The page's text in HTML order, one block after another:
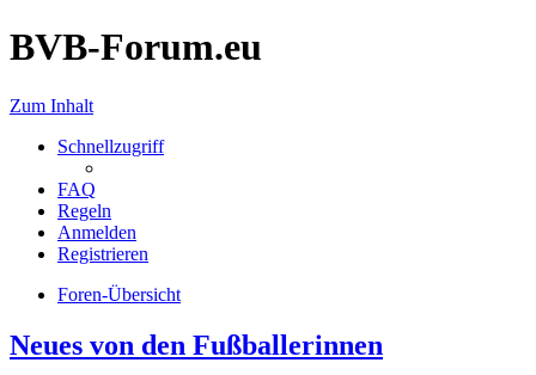
BVB-Forum.eu
Zum Inhalt
Schnellzugriff
FAQ
Regeln
Anmelden
Registrieren
Foren-Übersicht
Neues von den Fußballerinnen